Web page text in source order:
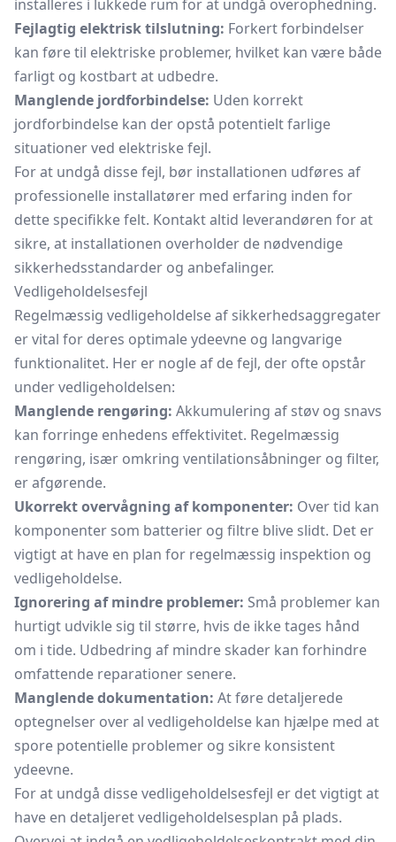
installeres i lukkede rum for at undgå overophedning.
Fejlagtig elektrisk tilslutning: Forkert forbindelser
kan føre til elektriske problemer, hvilket kan være både
farligt og kostbart at udbedre.
Manglende jordforbindelse: Uden korrekt
jordforbindelse kan der opstå potentielt farlige
situationer ved elektriske fejl.
For at undgå disse fejl, bør installationen udføres af
professionelle installatører med erfaring inden for
dette specifikke felt. Kontakt altid leverandøren for at
sikre, at installationen overholder de nødvendige
sikkerhedsstandarder og anbefalinger.
Vedligeholdelsesfejl
Regelmæssig vedligeholdelse af sikkerhedsaggregater
er vital for deres optimale ydeevne og langvarige
funktionalitet. Her er nogle af de fejl, der ofte opstår
under vedligeholdelsen:
Manglende rengøring: Akkumulering af støv og snavs
kan forringe enhedens effektivitet. Regelmæssig
rengøring, især omkring ventilationsåbninger og filter,
er afgørende.
Ukorrekt overvågning af komponenter: Over tid kan
komponenter som batterier og filtre blive slidt. Det er
vigtigt at have en plan for regelmæssig inspektion og
vedligeholdelse.
Ignorering af mindre problemer: Små problemer kan
hurtigt udvikle sig til større, hvis de ikke tages hånd
om i tide. Udbedring af mindre skader kan forhindre
omfattende reparationer senere.
Manglende dokumentation: At føre detaljerede
optegnelser over al vedligeholdelse kan hjælpe med at
spore potentielle problemer og sikre konsistent
ydeevne.
For at undgå disse vedligeholdelsesfejl er det vigtigt at
have en detaljeret vedligeholdelsesplan på plads.